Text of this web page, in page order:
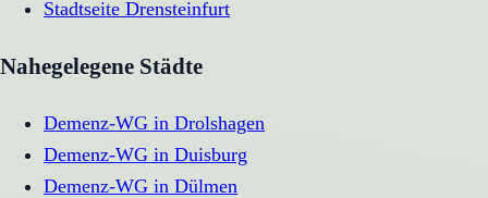
Stadtseite Drensteinfurt
Nahegelegene Städte
Demenz-WG in Drolshagen
Demenz-WG in Duisburg
Demenz-WG in Dülmen